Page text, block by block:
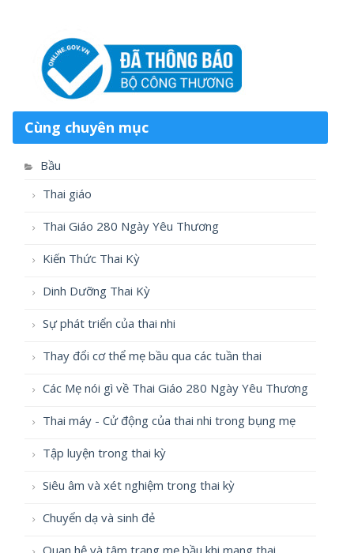
Cùng chuyên mục
Bầu
Thai giáo
Thai Giáo 280 Ngày Yêu Thương
Kiến Thức Thai Kỳ
Dinh Dưỡng Thai Kỳ
Sự phát triển của thai nhi
Thay đổi cơ thể mẹ bầu qua các tuần thai
Các Mẹ nói gì về Thai Giáo 280 Ngày Yêu Thương
Thai máy - Cử động của thai nhi trong bụng mẹ
Tập luyện trong thai kỳ
Siêu âm và xét nghiệm trong thai kỳ
Chuyển dạ và sinh đẻ
Quan hệ và tâm trạng mẹ bầu khi mang thai